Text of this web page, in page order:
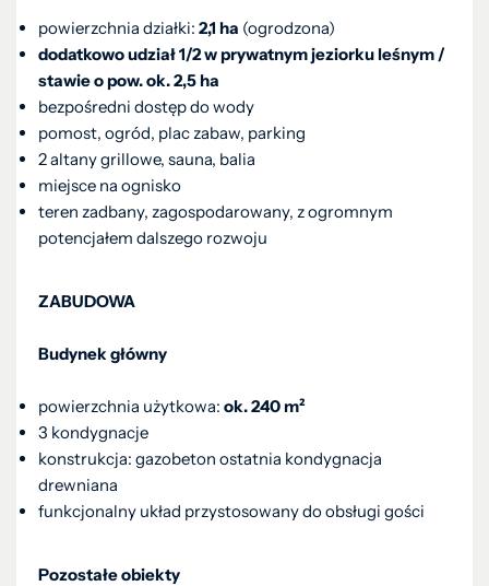
powierzchnia działki: 2,1 ha (ogrodzona)
dodatkowo udział 1/2 w prywatnym jeziorku leśnym /
stawie o pow. ok. 2,5 ha
bezpośredni dostęp do wody
pomost, ogród, plac zabaw, parking
2 altany grillowe, sauna, balia
miejsce na ognisko
teren zadbany, zagospodarowany, z ogromnym
potencjałem dalszego rozwoju
ZABUDOWA
Budynek główny
powierzchnia użytkowa: ok. 240 m²
3 kondygnacje
konstrukcja: gazobeton ostatnia kondygnacja
drewniana
funkcjonalny układ przystosowany do obsługi gości
Pozostałe obiekty